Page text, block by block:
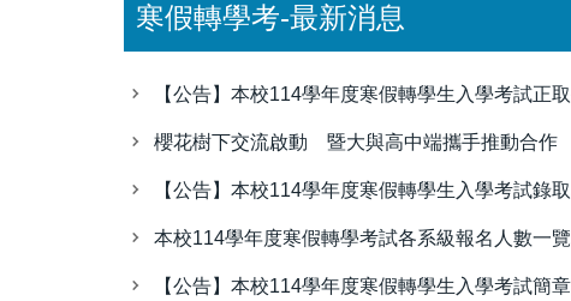
寒假轉學考-最新消息
【公告】本校114學年度寒假轉學生入學考試正
櫻花樹下交流啟動 暨大與高中端攜手推動合作
【公告】本校114學年度寒假轉學生入學考試錄
本校114學年度寒假轉學考試各系級報名人數一
【公告】本校114學年度寒假轉學生入學考試簡章